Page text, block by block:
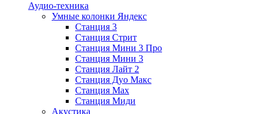
Аудио-техника
Умные колонки Яндекс
Станция 3
Станция Стрит
Станция Мини 3 Про
Станция Мини 3
Станция Лайт 2
Станция Дуо Макс
Станция Max
Станция Миди
Акустика